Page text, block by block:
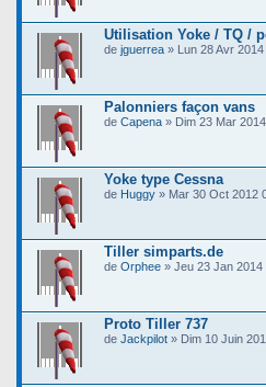
Utilisation Yoke / TQ /
de jguerrea » Lun 28 Avr
Palonniers façon vans
de Capena » Dim 23 Mar
Yoke type Cessna
de Huggy » Mar 30 Oct 2012
Tiller simparts.de
de Orphee » Jeu 23 Jan 2014
Proto Tiller 737
de Jackpilot » Dim 10 Juin